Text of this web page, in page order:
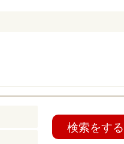
検索をする